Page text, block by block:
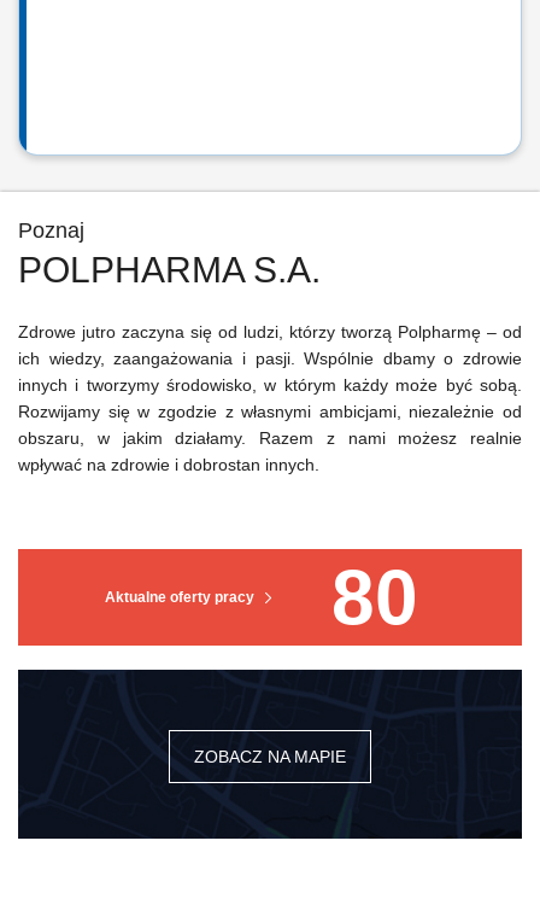
Poznaj
POLPHARMA S.A.
Aktualne oferty pracy 80
ZOBACZ NA MAPIE
Zdrowe jutro zaczyna się od ludzi, którzy tworzą Polpharmę – od
ich wiedzy, zaangażowania i pasji. Wspólnie dbamy o zdrowie
innych i tworzymy środowisko, w którym każdy może być sobą.
Rozwijamy się w zgodzie z własnymi ambicjami, niezależnie od
obszaru, w jakim działamy. Razem z nami możesz realnie
wpływać na zdrowie i dobrostan innych.